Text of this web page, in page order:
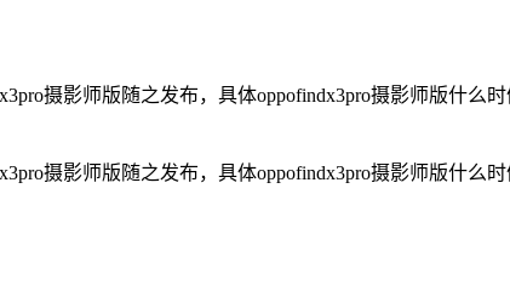
摄影师版随之发布，具体oppofindx3pro摄影师版什么
摄影师版随之发布，具体oppofindx3pro摄影师版什么